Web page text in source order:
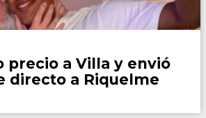
precio a Villa y envió
directo a Riquelme